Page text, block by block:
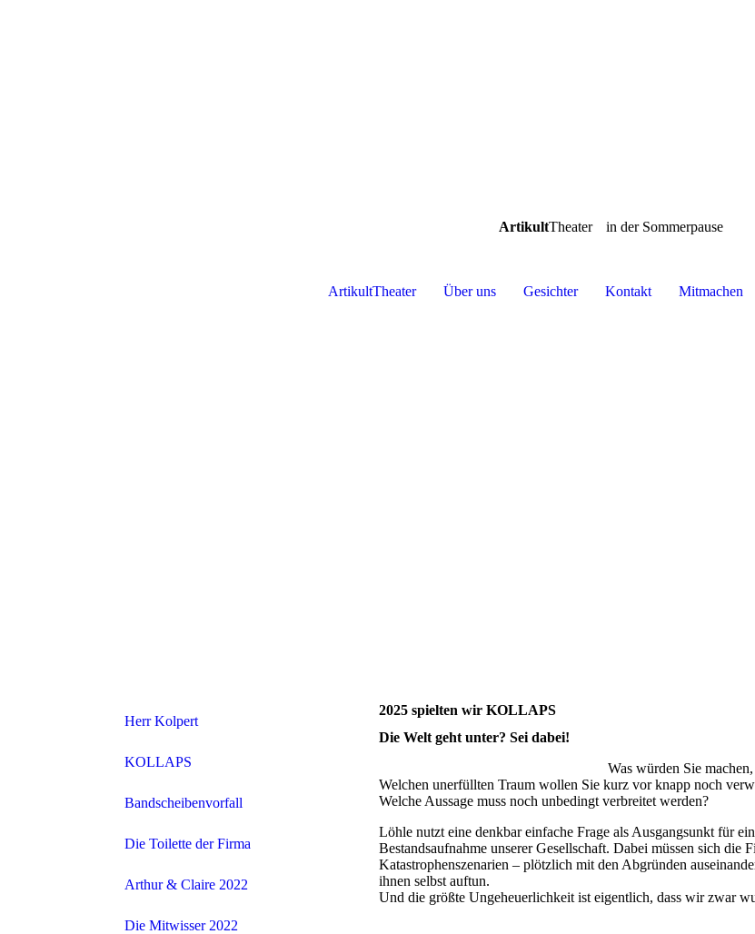
ArtikultTheater in der Sommerpause
ArtikultTheater Über uns Gesichter Kontakt Mitmachen
Herr Kolpert
KOLLAPS
Bandscheibenvorfall
Die Toilette der Firma
Arthur & Claire 2022
Die Mitwisser 2022
2025 spielten wir KOLLAPS
Die Welt geht unter? Sei dabei!
Was würden Sie
Welchen unerfüllten Traum wollen Sie kurz vor knapp noch
Welche Aussage muss noch unbedingt verbreitet werden?
Löhle nutzt eine denkbar einfache Frage als Ausgangsunkt für
Bestandsaufnahme unserer Gesellschaft. Dabei müssen sich
Katastrophenszenarien – plötzlich mit den Abgründen
ihnen selbst auftun.
Und die größte Ungeheuerlichkeit ist eigentlich, dass wir zwar